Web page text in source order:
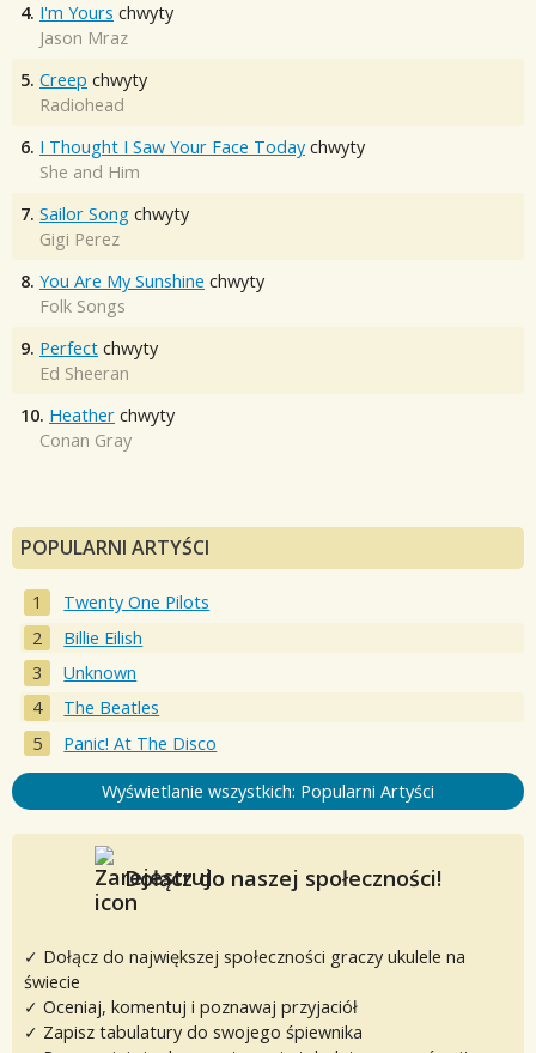
4. I'm Yours chwyty
Jason Mraz
5. Creep chwyty
Radiohead
6. I Thought I Saw Your Face Today chwyty
She and Him
7. Sailor Song chwyty
Gigi Perez
8. You Are My Sunshine chwyty
Folk Songs
9. Perfect chwyty
Ed Sheeran
10. Heather chwyty
Conan Gray
POPULARNI ARTYŚCI
Twenty One Pilots
Billie Eilish
Unknown
The Beatles
Panic! At The Disco
Wyświetlanie wszystkich: Popularni Artyści
Dołącz do naszej społeczności!
✓ Dołącz do największej społeczności graczy ukulele na
świecie
✓ Oceniaj, komentuj i poznawaj przyjaciół
✓ Zapisz tabulatury do swojego śpiewnika